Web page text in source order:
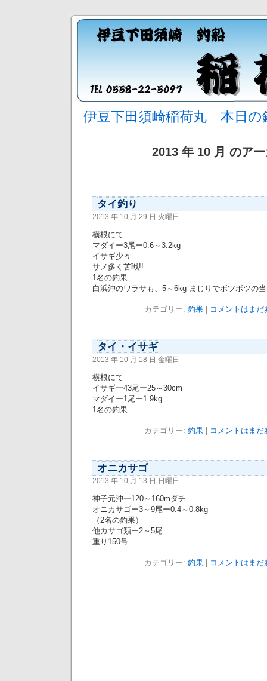
伊豆下田須崎稲荷丸 本日の
2013 年 10 月 のア
タイ釣り
2013 年 10 月 29 日 火曜日
横根にて
マダイー3尾ー0.6～3.2kg
イサギ少々
サメ多く苦戦!!
1名の釣果
白浜沖のワラサも、5～6kg まじりでボツボツの
カテゴリー: 釣果| コメントはまだ
タイ・イサギ
2013 年 10 月 18 日 金曜日
横根にて
イサギ一43尾ー25～30cm
マダイー1尾ー1.9kg
1名の釣果
カテゴリー: 釣果| コメントはまだ
オニカサゴ
2013 年 10 月 13 日 日曜日
神子元沖一120～160mダチ
オニカサゴー3～9尾ー0.4～0.8kg
（2名の釣果）
他カサゴ類ー2～5尾
重り150号
カテゴリー: 釣果| コメントはまだ